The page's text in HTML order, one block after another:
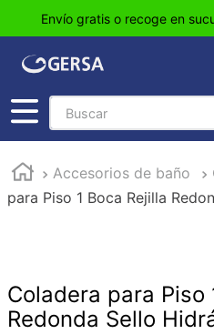
Envío gratis o recoge en
Buscar
Accesorios de baño
para Piso 1 Boca Rejilla
Coladera para Piso
Redonda Sello
1.
pisos
.
loseta
5.
lavabo